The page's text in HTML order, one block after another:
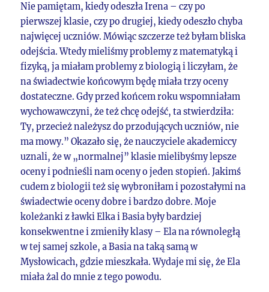
Nie pamiętam, kiedy odeszła Irena – czy po
pierwszej klasie, czy po drugiej, kiedy odeszło chyba
najwięcej uczniów. Mówiąc szczerze też byłam bliska
odejścia. Wtedy mieliśmy problemy z matematyką i
fizyką, ja miałam problemy z biologią i liczyłam, że
na świadectwie końcowym będę miała trzy oceny
dostateczne. Gdy przed końcem roku wspomniałam
wychowawczyni, że też chcę odejść, ta stwierdziła:
Ty, przecież należysz do przodujących uczniów, nie
ma mowy.” Okazało się, że nauczyciele akademiccy
uznali, że w „normalnej” klasie mielibyśmy lepsze
oceny i podnieśli nam oceny o jeden stopień. Jakimś
cudem z biologii też się wybroniłam i pozostałymi na
świadectwie oceny dobre i bardzo dobre. Moje
koleżanki z ławki Elka i Basia były bardziej
konsekwentne i zmieniły klasy – Ela na równoległą
w tej samej szkole, a Basia na taką samą w
Mysłowicach, gdzie mieszkała. Wydaje mi się, że Ela
miała żal do mnie z tego powodu.